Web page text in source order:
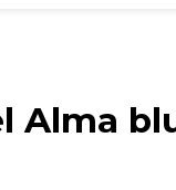
Alma